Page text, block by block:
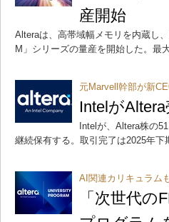
産開始
Alteraは、高帯域幅メモリを内蔵し
M」シリーズの量産を開始した。最
元Marvell幹部が新
Intelが
Intelが、Altera株の
継続保有する。取引完了は2025年下
AI関連カリキュラム
「次世代